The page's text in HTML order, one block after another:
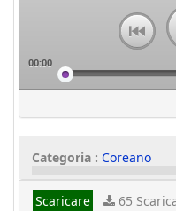
00:00
Categoria : Coreano
Scaricare 65